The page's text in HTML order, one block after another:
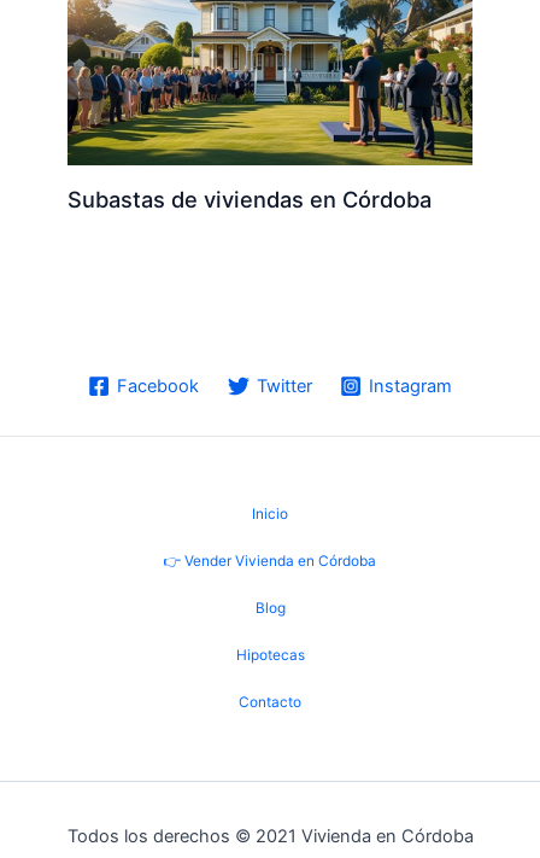
Subastas de viviendas en Córdoba
Facebook Twitter Instagram
Inicio
👉 Vender Vivienda en Córdoba
Blog
Hipotecas
Contacto
Todos los derechos © 2021 Vivienda en Córdoba